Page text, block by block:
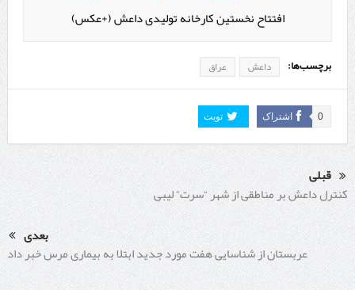
افتتاح نخستین کارخانه تولیدی داعش (+عکس)
برچسب‌ها: داعش عراق
اشتراک 0 تویت
قبلی
کنترل داعش بر مناطقی از شهر “سرت” لیبی
بعدی
عربستان از شناسایی هفت مورد جدید ابتلا به بیماری مرس خبر داد